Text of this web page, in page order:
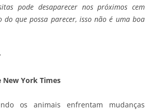
pode desaparecer nos próximos cem
do que possa parecer, isso não é uma boa
New York Times
os animais enfrentam mudanças